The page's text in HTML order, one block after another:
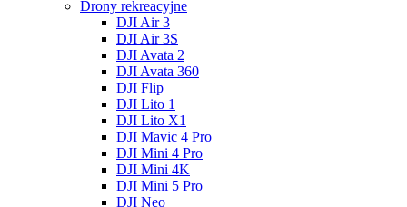
Drony rekreacyjne
DJI Air 3
DJI Air 3S
DJI Avata 2
DJI Avata 360
DJI Flip
DJI Lito 1
DJI Lito X1
DJI Mavic 4 Pro
DJI Mini 4 Pro
DJI Mini 4K
DJI Mini 5 Pro
DJI Neo